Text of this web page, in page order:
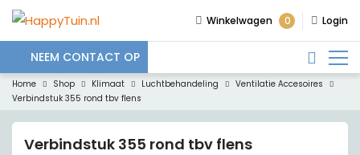
Winkelwagen 0 Login
NEEM CONTACT OP
Home Shop Klimaat Luchtbehandeling
Ventilatie Accesoires
Verbindstuk 355 rond tbv flens
Verbindstuk 355 rond tbv flens